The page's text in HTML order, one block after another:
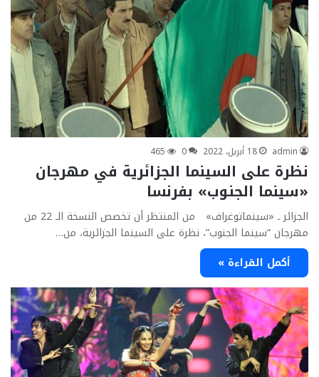
admin 18 أبريل، 2022 0
465
نظرة على السينما الجزائرية في مهرجان
«سينما الجنوب» بفرنسا
الجزائر ـ «سينماتوغراف» من المنتظر أن تخصص النسخة الـ 22 من
مهرجان “سينما الجنوب”، نظرة على السينما الجزائرية، من…
أكمل القراءة »